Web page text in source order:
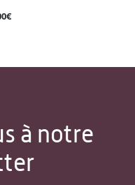
à notre